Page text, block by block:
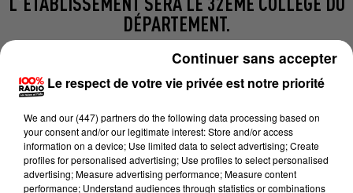
DÉPARTEMENT.
Après un an d’étude d’un cabinet indépendant, le
finalement porté sur Couffouleux dans l'Ouest du
Tarn. Parmi les critères de sélection : démographie,
mixité sociale et réduction des déplacements des
parents. L'établissement du secondaire accueillera
Le respect de votre vie privée est notre priorité
We and our (447) partnersdo the following data processing based on
your consent and/or our legitimate interest: Store and/or access
information on a device; Use limited data to select advertising; Create
profiles for personalised advertising; Use profiles to select personalised
advertising; Measure advertising performance; Measure content
performance; Understand audiences through statistics or combinations
Continuer sans accepter